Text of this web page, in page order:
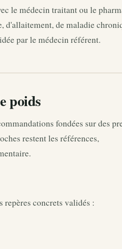
le médecin traitant ou le
d'allaitement, de maladie
par le médecin référent.
poids
fondées sur des
restent les références,
concrets validés :